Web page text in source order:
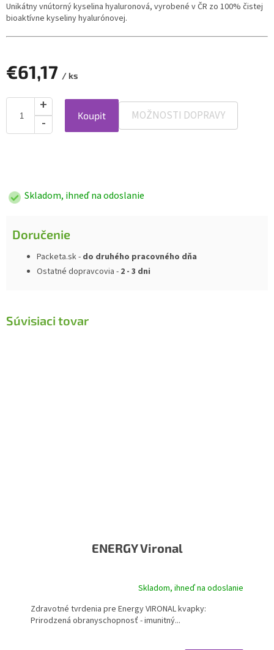
Unikátny vnútorný kyselina hyaluronová, vyrobené v ČR zo 100% čistej
bioaktívne kyseliny hyalurónovej.
€61,17 / ks
Koupit MOŽNOSTI DOPRAVY
Skladom, ihneď na odoslanie
Doručenie
Packeta.sk - do druhého pracovného dňa
Ostatné dopravcovia - 2 - 3 dni
Súvisiaci tovar
ENERGY Vironal
Skladom, ihneď na odoslanie
Zdravotné tvrdenia pre Energy VIRONAL kvapky:
Prirodzená obranyschopnosť - imunitný...